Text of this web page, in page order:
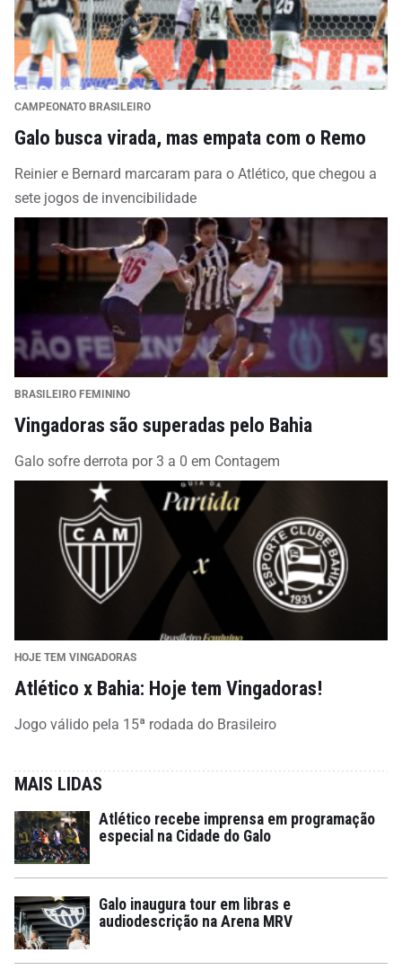
CAMPEONATO BRASILEIRO
Galo busca virada, mas empata com o Remo
Reinier e Bernard marcaram para o Atlético, que chegou a
sete jogos de invencibilidade
BRASILEIRO FEMININO
Vingadoras são superadas pelo Bahia
Galo sofre derrota por 3 a 0 em Contagem
HOJE TEM VINGADORAS
Atlético x Bahia: Hoje tem Vingadoras!
Jogo válido pela 15ª rodada do Brasileiro
MAIS LIDAS
Atlético recebe imprensa em programação
especial na Cidade do Galo
Galo inaugura tour em libras e
audiodescrição na Arena MRV